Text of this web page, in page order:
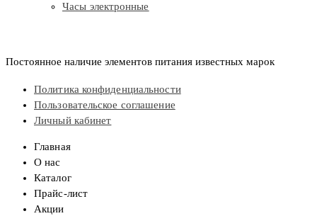
Часы электронные
Постоянное наличие элементов питания известных марок
Политика конфиденциальности
Пользовательское соглашение
Личный кабинет
Главная
О нас
Каталог
Прайс-лист
Акции